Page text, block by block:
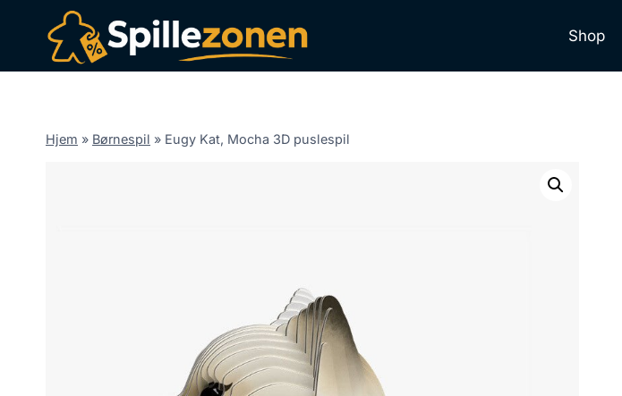
Shop
Hjem » Børnespil » Eugy Kat, Mocha 3D puslespil